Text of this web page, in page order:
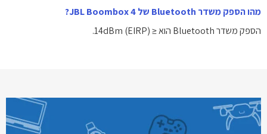
מהו הספק משדר Bluetooth של JBL Boombox 4?
הספק משדר Bluetooth הוא ≤ 14dBm (EIRP).